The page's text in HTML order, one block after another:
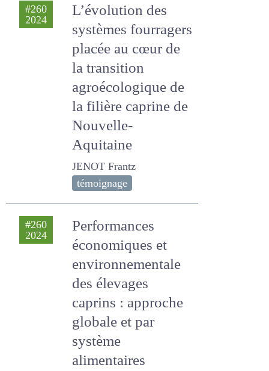
#260
2024
L’évolution des
systèmes
fourragers placée
au cœur de la
transition
agroécologique de
la filière caprine de
Nouvelle-Aquitaine
JENOT Frantz
témoignage
#260
2024
Performances
économiques et
environnementale
des élevages
caprins : approche
globale et par
système
alimentaires